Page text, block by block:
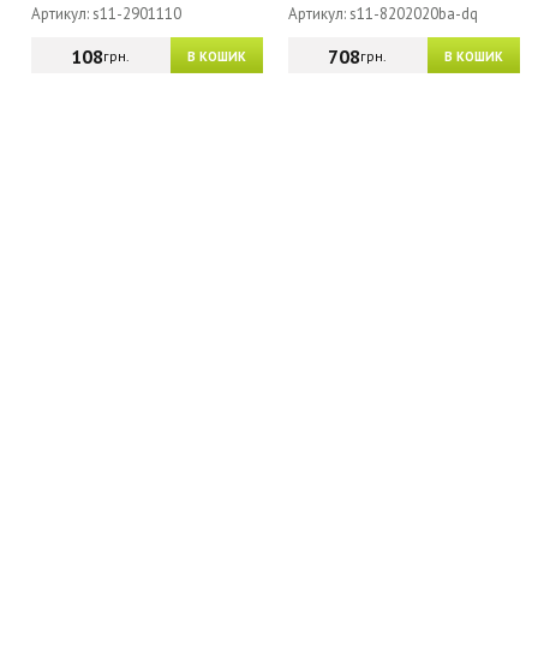
Артикул: s11-2901110
В КОШИК
108грн.
Артикул: s11-8202020ba-dq
В КОШИК
708грн.